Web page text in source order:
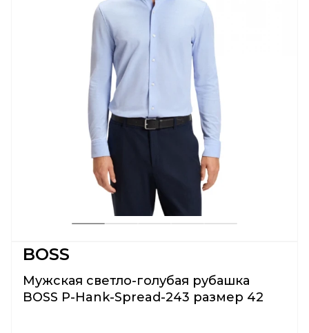
BOSS
Мужская светло-голубая рубашка
BOSS P-Hank-Spread-243 размер 42